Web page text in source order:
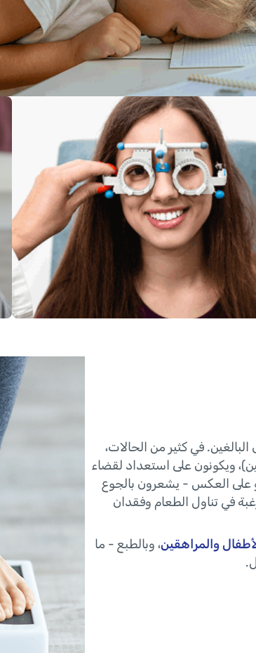
في كثير من الحالات،
ويكونون على استعداد لقضاء
على العكس - يشعرون بالجوع
في تناول الطعام وفقدان
والمراهقين، وبالطبع - ما